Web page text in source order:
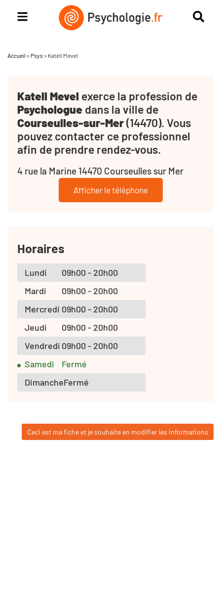
Accueil > Psys > Katell Mevel
Katell Mevel exerce la profession de
Psychologue dans la ville de
Courseulles-sur-Mer(14470). Vous
pouvez contacter ce professionnel
afin de prendre rendez-vous.
4 rue la Marine 14470 Courseulles sur Mer
Afficher le téléphone
Horaires
Lundi
09h00 - 20h00
Mardi
09h00 - 20h00
Mercredi 09h00 - 20h00
Jeudi
09h00 - 20h00
Vendredi 09h00 - 20h00
Samedi
Fermé
DimancheFermé
Ceci est ma fiche et je souhaite en modifier les informations